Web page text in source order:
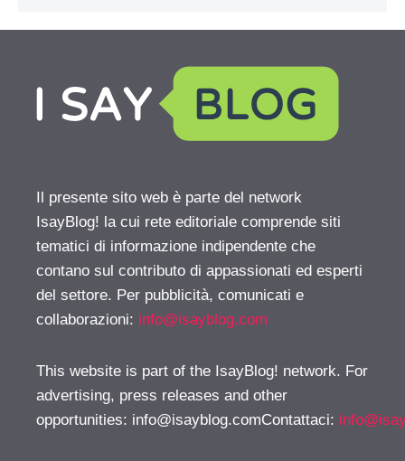
Il presente sito web è parte del network
IsayBlog! la cui rete editoriale comprende siti
tematici di informazione indipendente che
contano sul contributo di appassionati ed esperti
del settore. Per pubblicità, comunicati e
collaborazioni: info@isayblog.com
This website is part of the IsayBlog! network. For
advertising, press releases and other
opportunities: info@isayblog.comContattaci: